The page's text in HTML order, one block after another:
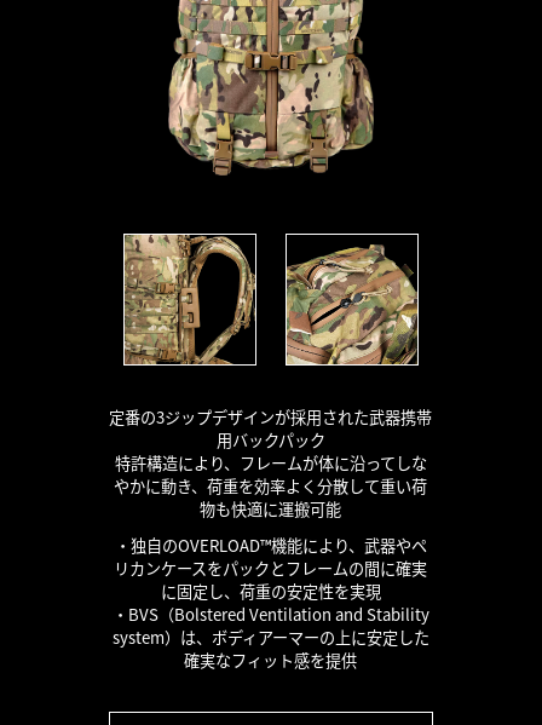
定番の3ジップデザインが採用された武器携帯
用バックパック
特許構造により、フレームが体に沿ってしな
やかに動き、荷重を効率よく分散して重い荷
物も快適に運搬可能
・独自のOVERLOAD™機能により、武器やペ
リカンケースをパックとフレームの間に確実
に固定し、荷重の安定性を実現
・BVS（Bolstered Ventilation and Stability
system）は、ボディアーマーの上に安定した
確実なフィット感を提供